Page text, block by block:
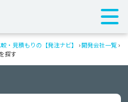
・見積もりの【発注ナビ】 ›開発会社一覧 ›
探す